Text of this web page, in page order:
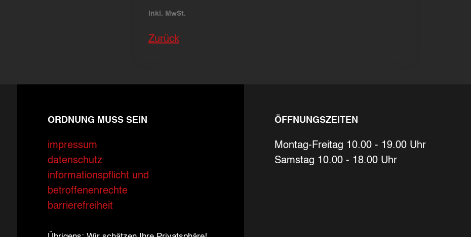
inkl. MwSt.
Zurück
ORDNUNG MUSS SEIN
impressum
datenschutz
informationspflicht und
betroffenenrechte
barrierefreiheit
ÖFFNUNGSZEITEN
Montag-Freitag 10.00 - 19.00 Uhr
Samstag 10.00 - 18.00 Uhr
E-Mail-Adresse *